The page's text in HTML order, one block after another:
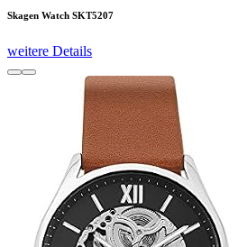
Skagen Watch SKT5207
weitere Details